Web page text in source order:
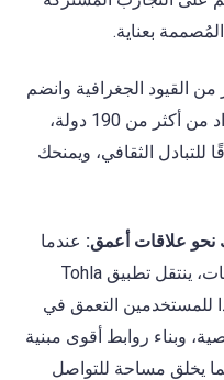
بعناية.
من القيود الجغرافية وانضم
إلى مجتمع عالمي. يربطك توهلا بأفراد من أكثر من 190 دولة،
للتبادل الثقافي، ويمنحك
علاقات أعمق: عندما
تتدفق الكلمات بحرية أكبر من المرئيات، ينتقل تطبيق Tohla
للمستخدمين التعمق في
وبناء روابط أقوى مبنية
يخلق مساحة للتواصل